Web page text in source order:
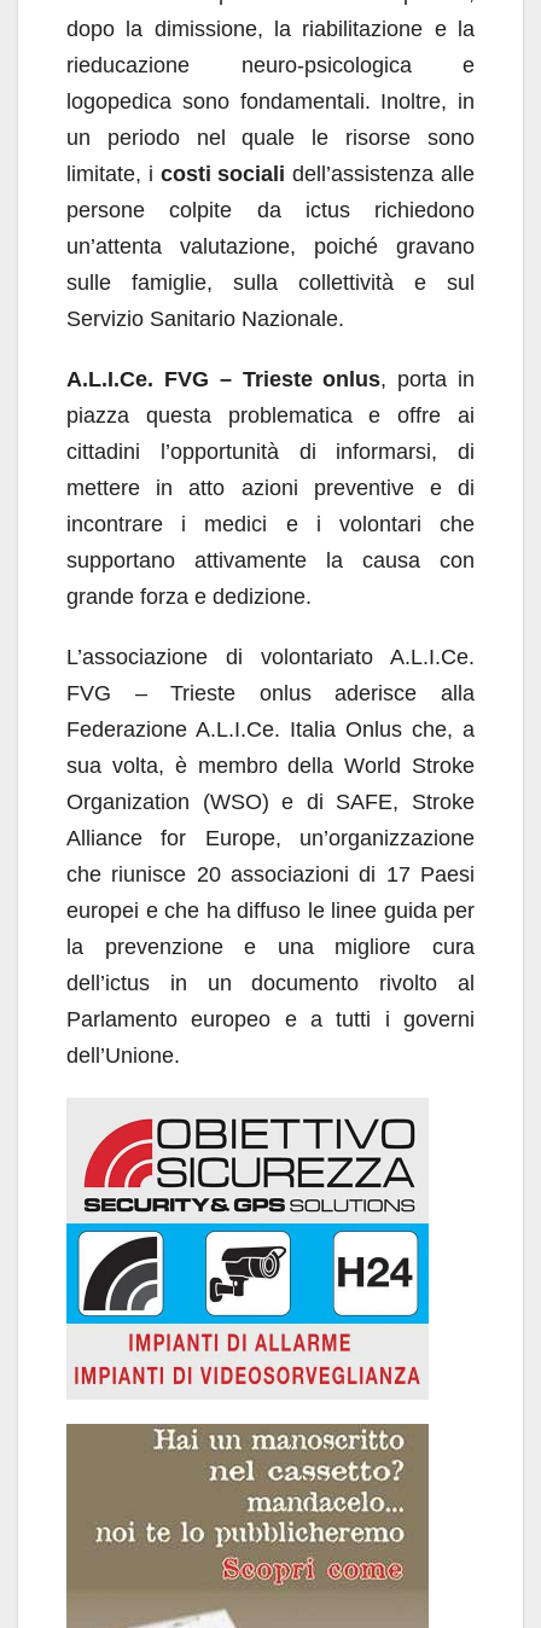
dopo la dimissione, la riabilitazione e la
rieducazione neuro-psicologica e
logopedica sono fondamentali. Inoltre, in
un periodo nel quale le risorse sono
limitate, i costi sociali dell’assistenza alle
persone colpite da ictus richiedono
un’attenta valutazione, poiché gravano
sulle famiglie, sulla collettività e sul
Servizio Sanitario Nazionale.
A.L.I.Ce. FVG – Trieste onlus, porta in
piazza questa problematica e offre ai
cittadini l’opportunità di informarsi, di
mettere in atto azioni preventive e di
incontrare i medici e i volontari che
supportano attivamente la causa con
grande forza e dedizione.
L’associazione di volontariato A.L.I.Ce.
FVG – Trieste onlus aderisce alla
Federazione A.L.I.Ce. Italia Onlus che, a
sua volta, è membro della World Stroke
Organization (WSO) e di SAFE, Stroke
Alliance for Europe, un’organizzazione
che riunisce 20 associazioni di 17 Paesi
europei e che ha diffuso le linee guida per
la prevenzione e una migliore cura
dell’ictus in un documento rivolto al
Parlamento europeo e a tutti i governi
dell’Unione.